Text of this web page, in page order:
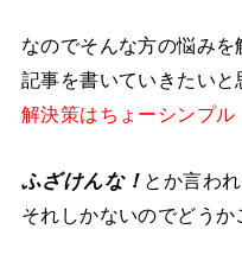
なのでそんな方の悩みを
記事を書いていきたいと
解決策はちょーシンプル
ふざけんな！ とか言わ
それしかないのでどう